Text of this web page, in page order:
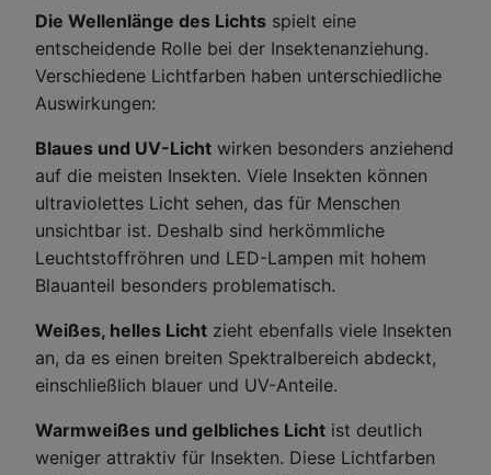
Die Wellenlänge des Lichts spielt eine
entscheidende Rolle bei der Insektenanziehung.
Verschiedene Lichtfarben haben unterschiedliche
Auswirkungen:
Blaues und UV-Licht wirken besonders anziehend
auf die meisten Insekten. Viele Insekten können
ultraviolettes Licht sehen, das für Menschen
unsichtbar ist. Deshalb sind herkömmliche
Leuchtstoffröhren und LED-Lampen mit hohem
Blauanteil besonders problematisch.
Weißes, helles Licht zieht ebenfalls viele Insekten
an, da es einen breiten Spektralbereich abdeckt,
einschließlich blauer und UV-Anteile.
Warmweißes und gelbliches Licht ist deutlich
weniger attraktiv für Insekten. Diese Lichtfarben